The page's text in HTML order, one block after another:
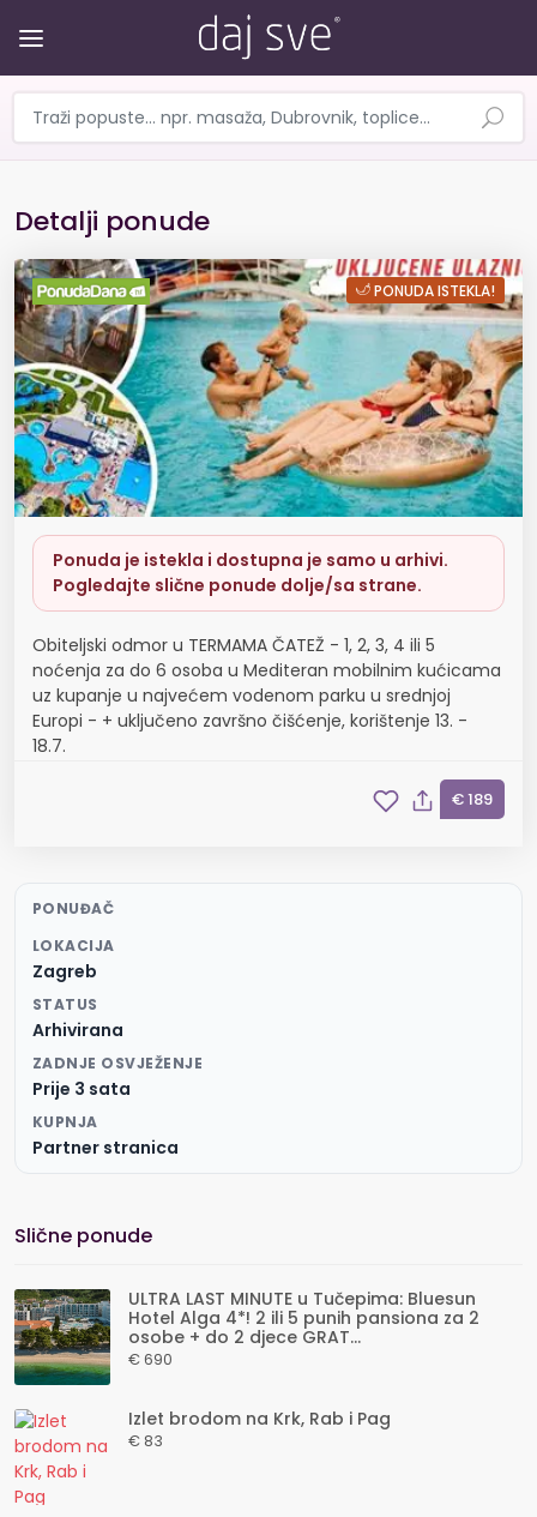
Detalji ponude
Obiteljski odmor u TERMAMA
PONUDA ISTEKLA!
Ponuda je istekla i dostupna je samo u arhivi.
Pogledajte slične ponude dolje/sa strane.
Obiteljski odmor u TERMAMA ČATEŽ - 1, 2, 3, 4 ili 5
noćenja za do 6 osoba u Mediteran mobilnim kućicama
uz kupanje u najvećem vodenom parku u srednjoj
Europi - + uključeno završno čišćenje, korištenje 13. -
18.7.
€ 189
PONUĐAČ
LOKACIJA
Zagreb
STATUS
Arhivirana
ZADNJE OSVJEŽENJE
Prije 3 sata
KUPNJA
Partner stranica
Slične ponude
ULTRA LAST MINUTE u Tučepima: Bluesun
Hotel Alga 4*! 2 ili 5 punih pansiona za 2
osobe + do 2 djece GRAT...
€ 690
Izlet brodom na Krk, Rab i Pag
€ 83